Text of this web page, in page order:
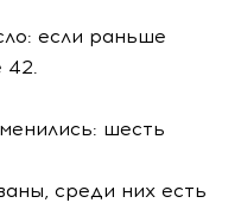
если раньше
42.
шесть
среди них есть